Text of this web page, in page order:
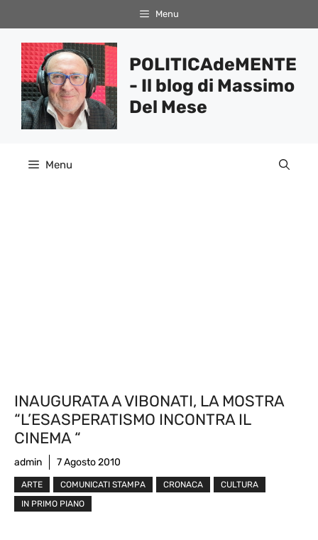
al
contenuto
Menu
POLITICAdeMENTE
- Il blog di Massimo
Del Mese
Menu
INAUGURATA A VIBONATI, LA MOSTRA
“L’ESASPERATISMO INCONTRA IL
CINEMA “
admin 7 Agosto 2010
ARTE COMUNICATI STAMPA CRONACA
CULTURA
IN PRIMO PIANO